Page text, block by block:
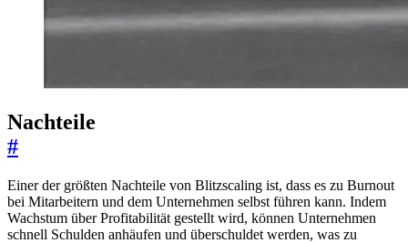
Nachteile
#
Einer der größten Nachteile von Blitzscaling ist, dass es zu Burnout
bei Mitarbeitern und dem Unternehmen selbst führen kann. Indem
Wachstum über Profitabilität gestellt wird, können Unternehmen
schnell Schulden anhäufen und überschuldet werden, was zu